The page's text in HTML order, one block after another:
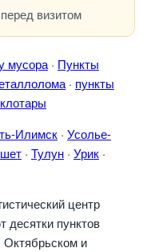
визитом
мусора · Пункты
· пункты
Илимск · Усолье-
· Тулун · Урик ·
центр
десятки пунктов
и